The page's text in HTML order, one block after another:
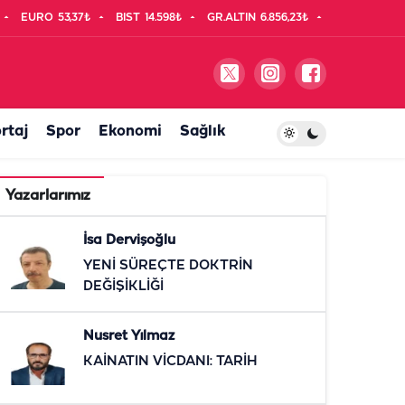
EURO 53,37₺ BIST 14.598₺ GR.ALTIN 6.856,23₺
Spor Ekonomi Sağlık
Yazarlarımız
İsa Dervişoğlu
YENİ SÜREÇTE DOKTRİN
DEĞİŞİKLİĞİ
Nusret Yılmaz
KAİNATIN VİCDANI: TARİH